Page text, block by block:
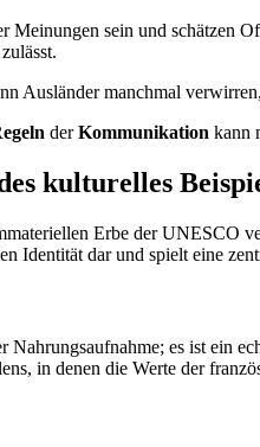
sein und schätzen
Ausländer manchmal
derKommunikation kann
kulturelles
Erbe der UNESCO
Identität dar und spielt eine
Nahrungsaufnahme; es ist ein
in denen die Werte der